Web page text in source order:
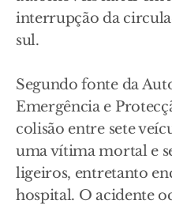
interrupção da
sul.
Segundo fonte da
Emergência e
colisão entre sete
uma vítima mortal e
ligeiros, entretanto
hospital. O acidente